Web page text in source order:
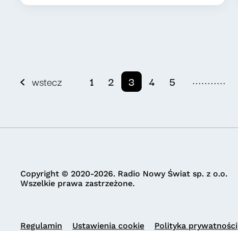
wstecz 1 2 3 4 5 ...........
Copyright © 2020-2026. Radio Nowy Świat sp. z o.o.
Wszelkie prawa zastrzeżone.
Regulamin Ustawienia cookie Polityka prywatności